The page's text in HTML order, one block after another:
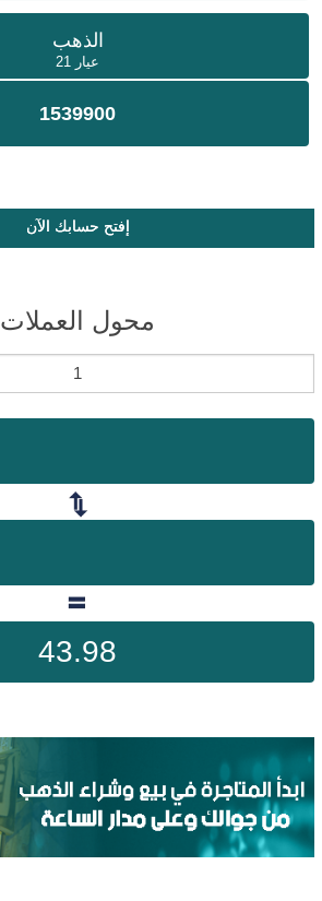
الذهب
عيار 21
1539900
إفتح حسابك الآن
محول العملات
43.98